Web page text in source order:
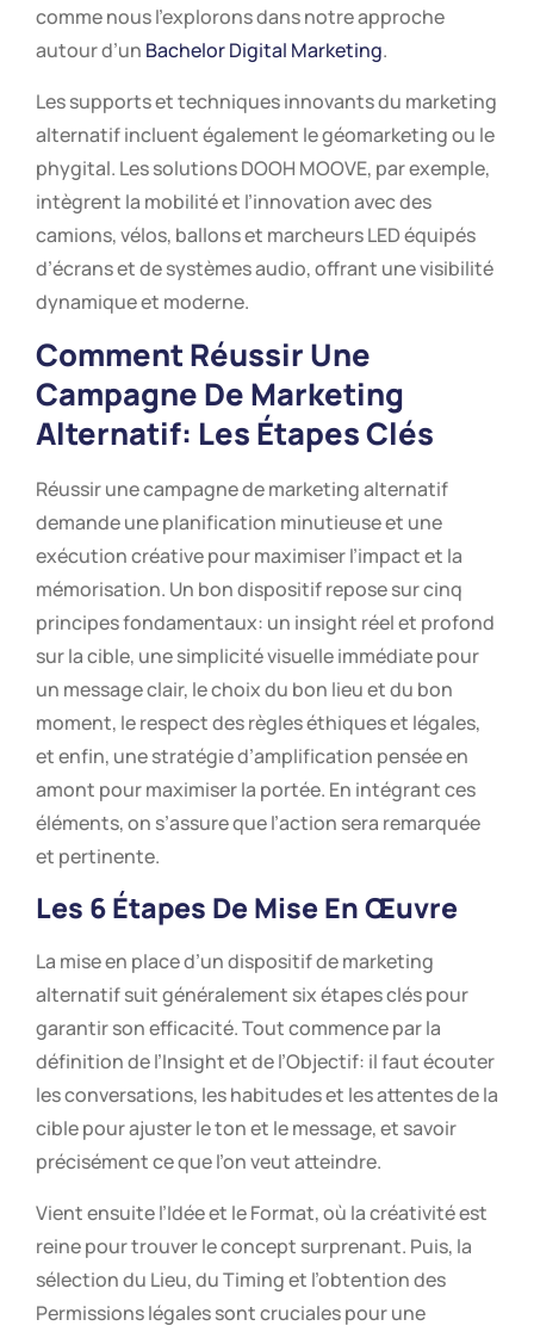
comme nous l’explorons dans notre approche
autour d’un Bachelor Digital Marketing.
Les supports et techniques innovants du marketing
alternatif incluent également le géomarketing ou le
phygital. Les solutions DOOH MOOVE, par exemple,
intègrent la mobilité et l’innovation avec des
camions, vélos, ballons et marcheurs LED équipés
d’écrans et de systèmes audio, offrant une visibilité
dynamique et moderne.
Comment Réussir Une
Campagne De Marketing
Alternatif: Les Étapes Clés
Réussir une campagne de marketing alternatif
demande une planification minutieuse et une
exécution créative pour maximiser l’impact et la
mémorisation. Un bon dispositif repose sur cinq
principes fondamentaux: un insight réel et profond
sur la cible, une simplicité visuelle immédiate pour
un message clair, le choix du bon lieu et du bon
moment, le respect des règles éthiques et légales,
et enfin, une stratégie d’amplification pensée en
amont pour maximiser la portée. En intégrant ces
éléments, on s’assure que l’action sera remarquée
et pertinente.
Les 6 Étapes De Mise En Œuvre
La mise en place d’un dispositif de marketing
alternatif suit généralement six étapes clés pour
garantir son efficacité. Tout commence par la
définition de l’Insight et de l’Objectif: il faut écouter
les conversations, les habitudes et les attentes de la
cible pour ajuster le ton et le message, et savoir
précisément ce que l’on veut atteindre.
Vient ensuite l’Idée et le Format, où la créativité est
reine pour trouver le concept surprenant. Puis, la
sélection du Lieu, du Timing et l’obtention des
Permissions légales sont cruciales pour une